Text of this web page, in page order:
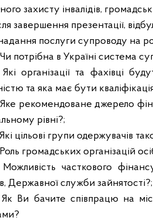
захисту інвалідів,
завершення презентації,
послуги супроводу на
потрібна в Україні система
організації та фахівці
та яка має бути
рекомендоване джерело
рівні?;
цільові групи одержувачів
громадських організацій
часткового
Державної служби зайнятості?;
Ви бачите співпрацю на